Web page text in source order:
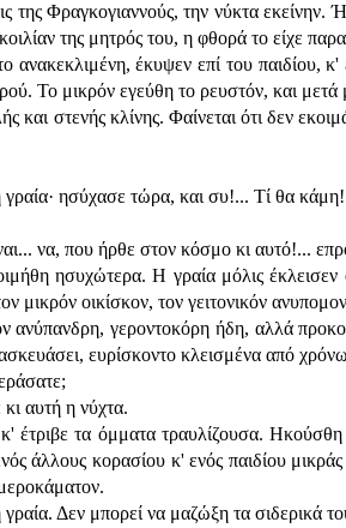
της Φραγκογιαννούς, την νύκτα εκείνην.
της μητρός του, η φθορά το είχε
ανακεκλιμένη, έκυψεν επί του
Το μικρόν εγεύθη το ρευστόν, και μετά
και στενής κλίνης. Φαίνεται ότι δεν
ησύχασε τώρα, και συ!... Τί θα
να, που ήρθε στον κόσμο κι αυτό!...
ησυχώτερα. Η γραία μόλις
μικρόν οικίσκον, τον γειτονικόν
γεροντοκόρη ήδη, αλλά
ευρίσκοντο κλεισμένα από
αυτή η νύχτα.
έτριβε τα όμματα τραυλίζουσα.
άλλους κορασίου κ' ενός παιδίου
Δεν μπορεί να μαζώξη τα σιδερικά